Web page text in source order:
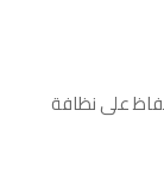
على نظافة